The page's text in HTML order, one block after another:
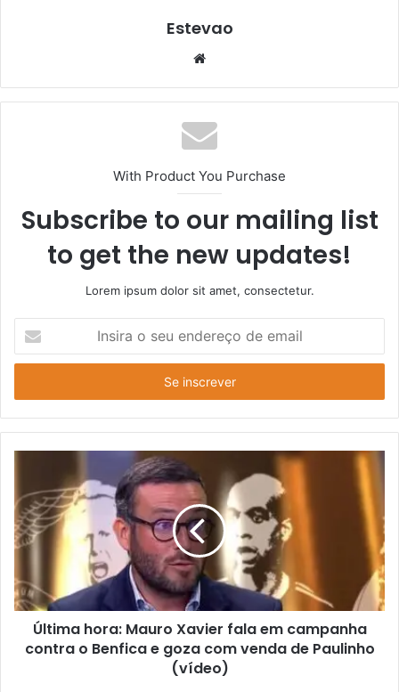
Estevao
Website
With Product You Purchase
Subscribe to our mailing list
to get the new updates!
Lorem ipsum dolor sit amet, consectetur.
seu
de
email
Última hora: Mauro Xavier fala em campanha
contra o Benfica e goza com venda de Paulinho
(vídeo)